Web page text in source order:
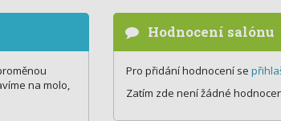
na molo,
Hodnocení salónu
Pro přidání hodnocení se
Zatím zde není žádné